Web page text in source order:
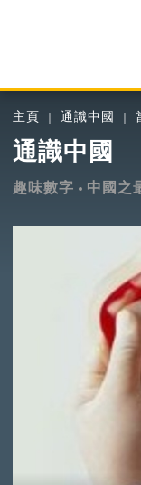
主頁 通識中國
通識中國
趣味數字 中國之